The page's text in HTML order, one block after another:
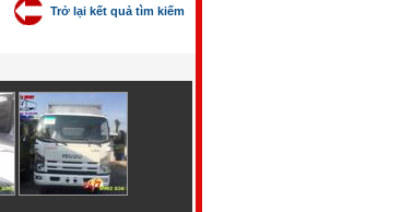
Trở lại kết quả tìm kiếm